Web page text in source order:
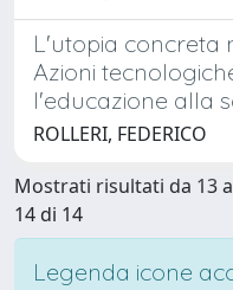
L'utopia concreta
Azioni
l'educazione alla
ROLLERI, FEDERICO
Mostrati risultati da 13 a
14 di 14
Legenda icone